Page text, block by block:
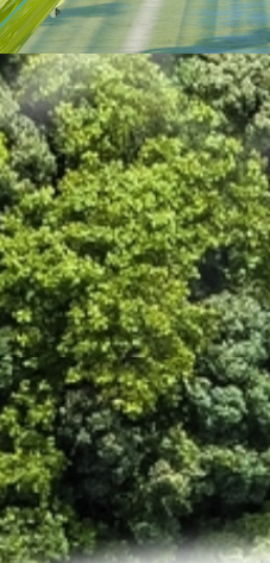
Level!
Sie abgasfrei und CO2
Stein oder Braunkohle
für: